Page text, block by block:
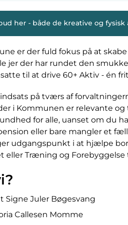
her - både de kreative og fysisk
er der fuld fokus på at
jer der har rundet den
til at drive 60+ Aktiv - én
på tværs af
i Kommunen er relevante
for alle, uanset om du
eller bare mangler et
udgangspunkt i at hjælpe
eller Træning og
Signe Juler Bøgesvang
Callesen Momme